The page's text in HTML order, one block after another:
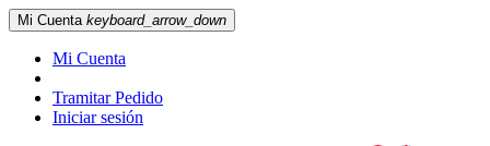
Mi Cuenta keyboard_arrow_down
Mi Cuenta
Tramitar Pedido
Iniciar sesión